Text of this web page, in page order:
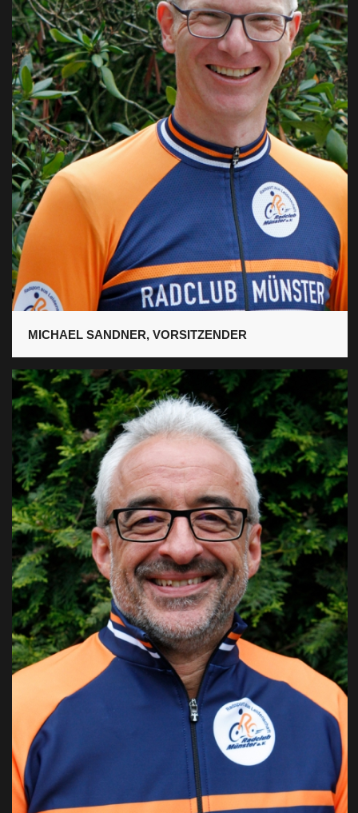
MICHAEL SANDNER, VORSITZENDER